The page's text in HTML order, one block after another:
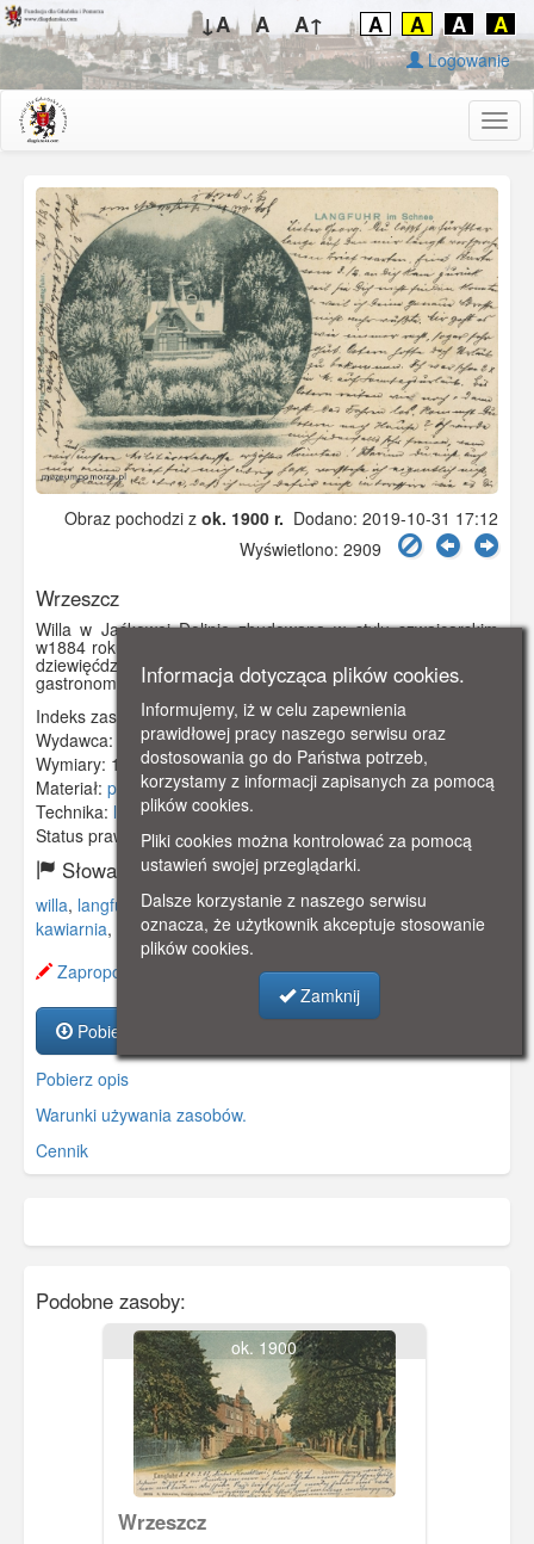
↓A A A↑ A A A A
Logowanie
Obraz pochodzi z ok. 1900 r. Dodano: 2019-10-31 17:12
Wyświetlono: 2909
Wrzeszcz
Willa w Jaśkowej Dolinie zbudowana w stylu szwajcarskim
w1884 roku na miejscu dawnej leśniczówki. Od początku lat
dziewięćdziesiątych XIX wieku działał tu lokal
gastronomiczny Cafe und Restaurant Forsthaus.
Indeks zasobu:GSP01144
Wydawca:
S. Schwalm, Danzig Langfuhr
Wymiary: 139 x 89 mm
Materiał: pocztówka
Technika: litografia
Status prawny:Użycie Niekomercyjne
Słowa kluczowe:
willa, langfuhr ,leśniczówka,jaśkowa dolina, restauracja
kawiarnia,
Zaproponuj zmianę opisu.
Pobierz zasób
Pobierz opis
Warunki używania zasobów.
Cennik
Podobne zasoby:
ok. 1900
Wrzeszcz
Informacja dotycząca plików cookies.
Informujemy, iż w celu zapewnienia
prawidłowej pracy naszego serwisu oraz
dostosowania go do Państwa potrzeb,
korzystamy z informacji zapisanych za pomocą
plików cookies.
Pliki cookies można kontrolować za pomocą
ustawień swojej przeglądarki.
Dalsze korzystanie z naszego serwisu
oznacza, że użytkownik akceptuje stosowanie
plików cookies.
Zamknij